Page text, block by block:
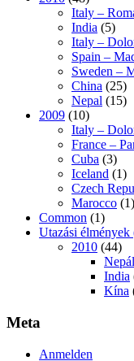
Italy –
India (5)
Italy –
Spain –
Sweden –
China (25)
Nepal (15)
2009 (10)
Italy –
France –
Cuba (3)
Iceland (1)
Czech
Marocco (1)
Common (1)
Utazási élmények
2010 (44)
Nepál
India
Kína
Meta
Anmelden